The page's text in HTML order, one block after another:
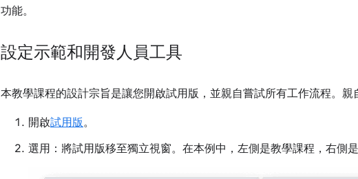
功能。
設定示範和開發人員工具
本教學課程的設計宗旨是讓您開啟試用版，並親自嘗試所有工作流程。親
開啟試用版。
選用：將試用版移至獨立視窗。在本例中，左側是教學課程，右側是